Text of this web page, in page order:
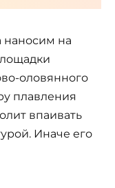
наносим на
оловянного
плавления
впаивать
Иначе его